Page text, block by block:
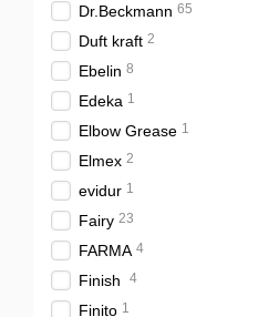
Dr.Beckmann 65
Duft kraft 2
Ebelin 8
Edeka 1
Elbow Grease 1
Elmex 2
evidur 1
Fairy 23
FARMA 4
Finish 4
Finito 1